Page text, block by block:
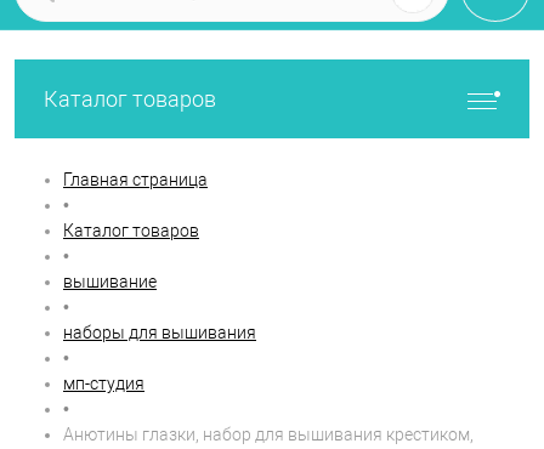
Каталог товаров
Главная страница
•
Каталог товаров
•
вышивание
•
наборы для вышивания
•
мп-студия
•
Анютины глазки, набор для вышивания крестиком,